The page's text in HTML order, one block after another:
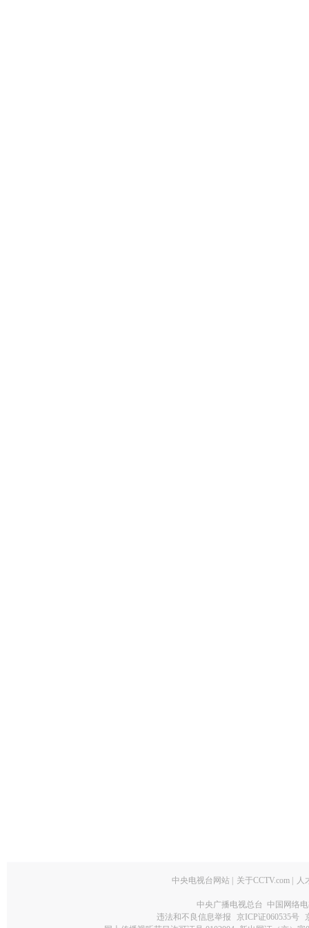
中央电视台网站 关于CCTV.com 人
中央广播电视总台 中国网络
违法和不良信息举报
京ICP证060535号